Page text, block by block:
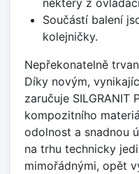
Součástí balení
kolejničky.
Nepřekonatelně
Díky novým,
zaručuje SILGRANIT
kompozitního
odolnost a snadnou
na trhu technicky
mimořádnými, opět